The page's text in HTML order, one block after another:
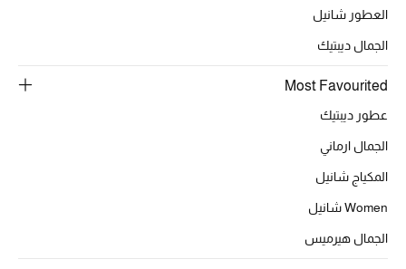
موضة نسائية
الموسم الجديد
دليل ملتزمات الحقائب
العطور شانيل
الجمال ديبتيك
Most Favourited
عطور ديبتيك
الجمال ارماني
المكياج شانيل
Women شانيل
الجمال هيرميس